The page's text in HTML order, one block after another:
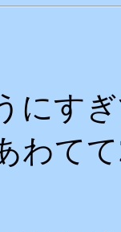
にす
わて